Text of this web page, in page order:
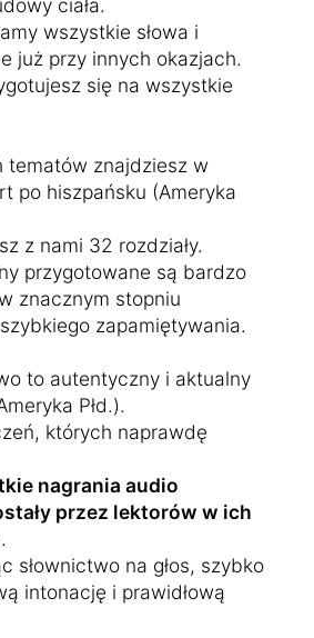
ciała.
wszystkie słowa i
już przy innych okazjach.
się na wszystkie
tematów znajdziesz w
po hiszpańsku (Ameryka
z nami 32 rozdziały.
przygotowane są bardzo
znacznym stopniu
zapamiętywania.
to autentyczny i aktualny
Płd.).
których naprawdę
nagrania audio
przez lektorów w ich
.
słownictwo na głos, szybko
intonację i prawidłową